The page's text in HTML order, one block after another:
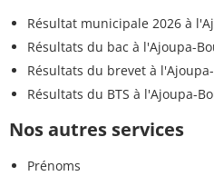
Résultat municipale 2026 à
Résultats du bac à l'Ajoupa-
Résultats du brevet à
Résultats du BTS à l'Ajoupa-
Nos autres services
Prénoms